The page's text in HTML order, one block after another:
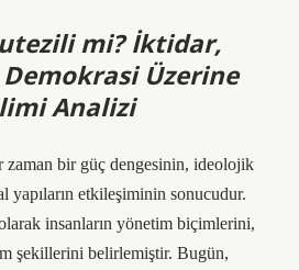
mi? İktidar,
Üzerine
Analizi
zaman bir güç dengesinin, ideolojik
yapıların etkileşiminin sonucudur.
insanların yönetim biçimlerini,
şekillerini belirlemiştir. Bugün,